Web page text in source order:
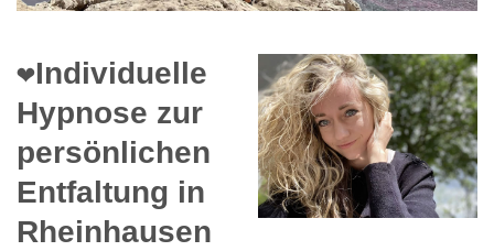
❤️Individuelle
Hypnose zur
persönlichen
Entfaltung in
Rheinhausen